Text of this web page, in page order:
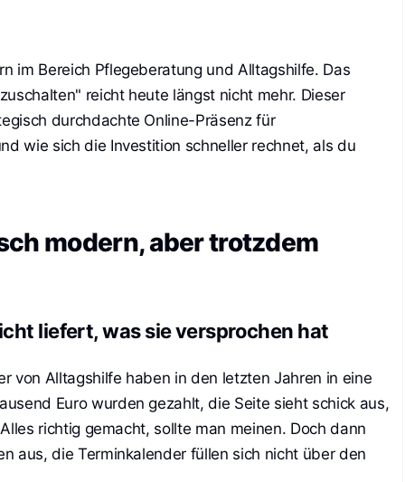
im Bereich Pflegeberatung und Alltagshilfe. Das
reicht heute längst nicht mehr. Dieser
durchdachte Online-Präsenz für
wie sich die Investition schneller rechnet, als du
modern, aber trotzdem
liefert, was sie versprochen hat
von Alltagshilfe haben in den letzten Jahren in eine
Euro wurden gezahlt, die Seite sieht schick aus,
richtig gemacht, sollte man meinen. Doch dann
aus, die Terminkalender füllen sich nicht über den